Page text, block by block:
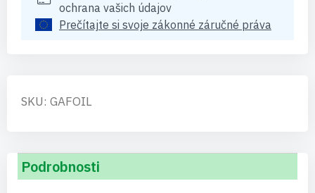
ochrana vašich údajov
Prečítajte si svoje zákonné záručné práva
SKU: GAFOIL
Podrobnosti